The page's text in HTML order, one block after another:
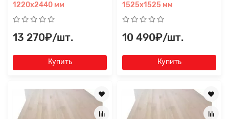
1220х2440 мм
13 270₽/шт.
Купить
1525х1525 мм
10 490₽/шт.
Купить